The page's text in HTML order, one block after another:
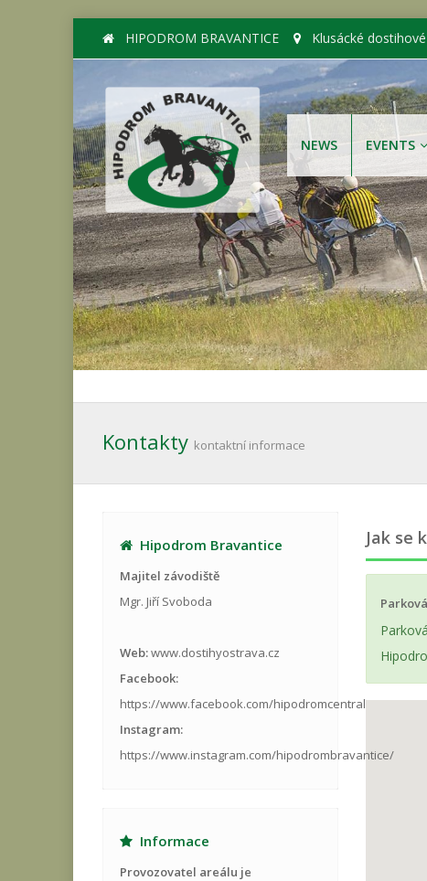
HIPODROM BRAVANTICE Klusácké
NEWS EVENTS
Kontakty kontaktní informace
Jak se
Hipodrom Bravantice
Majitel závodiště
Mgr. Jiří Svoboda
Web:www.dostihyostrava.cz
Facebook:
https://www.facebook.com/hipodromcentral
Instagram:
https://www.instagram.com/hipodrombravantice/
Informace
Provozovatel areálu je